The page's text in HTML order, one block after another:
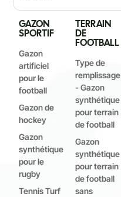
GAZON
SPORTIF
Gazon
artificiel
pour le
football
Gazon de
hockey
Gazon
synthétique
pour le
rugby
Tennis Turf
TERRAIN
DE
FOOTBALL
Type de
remplissage
- Gazon
synthétique
pour terrain
de football
Gazon
synthétique
pour terrain
de football
sans